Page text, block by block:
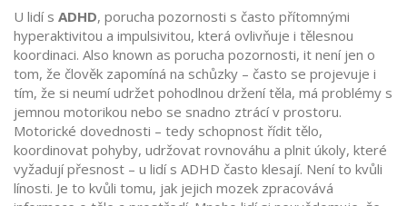
U lidí s ADHD, porucha pozornosti s často přítomnými
hyperaktivitou a impulsivitou, která ovlivňuje i tělesnou
koordinaci. Also known as porucha pozornosti, it není jen o
tom, že člověk zapomíná na schůzky – často se projevuje i
tím, že si neumí udržet pohodlnou držení těla, má problémy s
jemnou motorikou nebo se snadno ztrácí v prostoru.
Motorické dovednosti – tedy schopnost řídit tělo,
koordinovat pohyby, udržovat rovnováhu a plnit úkoly, které
vyžadují přesnost – u lidí s ADHD často klesají. Není to kvůli
línosti. Je to kvůli tomu, jak jejich mozek zpracovává